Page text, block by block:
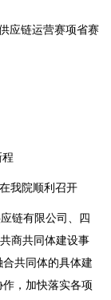
应链运营赛项省赛
我院顺利召开
链有限公司、四
商共同体建设事
共同体的具体建
，加快落实各项